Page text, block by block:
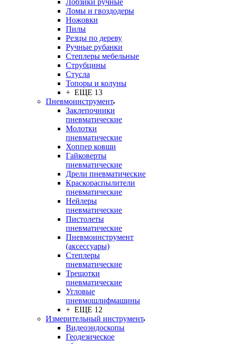
Лобзики ручные
Ломы и гвоздодеры
Ножовки
Пилы
Резцы по дереву
Ручные рубанки
Степлеры мебельные
Струбцины
Стусла
Топоры и колуны
+ ЕЩЕ 13
Пневмоинструмент
Заклепочники
пневматические
Молотки
пневматические
Хоппер ковши
Гайковерты
пневматические
Дрели пневматические
Краскораспылители
пневматические
Нейлеры
пневматические
Пистолеты
пневматические
Пневмоинструмент
(аксессуары)
Степлеры
пневматические
Трещотки
пневматические
Угловые
пневмошлифмашины
+ ЕЩЕ 12
Измерительный инструмент
Видеоэндоскопы
Геодезическое